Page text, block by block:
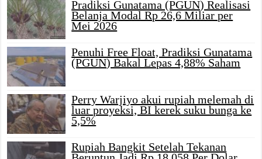
Pradiksi Gunatama (PGUN) Realisasi
Belanja Modal Rp 26,6 Miliar per
Mei 2026
Penuhi Free Float, Pradiksi Gunatama
(PGUN) Bakal Lepas 4,88% Saham
Perry Warjiyo akui rupiah melemah di
luar proyeksi, BI kerek suku bunga ke
5,5%
Rupiah Bangkit Setelah Tekanan